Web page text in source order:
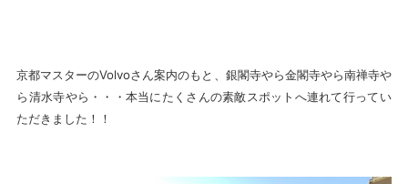
京都マスターのVolvoさん案内のもと、銀閣寺やら金閣寺やら南禅寺や
ら清水寺やら・・・本当にたくさんの素敵スポットへ連れて行ってい
ただきました！！